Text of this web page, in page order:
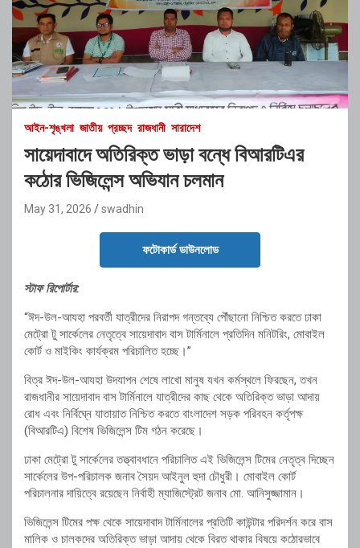
আইন-শৃঙ্খলা জাতীয় প্রচ্ছদ রাজধানী সারাদেশ
সায়েদাবাদে অতিরিক্ত ভাড়া বন্ধে বিআরটিএর
কঠোর ভিজিলেন্স অভিযান চলমান
May 31, 2026 swadhin
ফটোকার্ড ডাউনলোড
স্টাফ রিপোর্টার:
“ঈদ-উল-আযহা পরবর্তী যাত্রীদের নিরাপদ গন্তব্যে পৌঁছানো নিশ্চিত করতে ঢাকা
মেট্রো টু সার্কেলের নেতৃত্বে সায়েদাবাদ বাস টার্মিনালে প্রতিদিন মনিটরিং, মোবাইল
কোর্ট ও মাইকিং কার্যক্রম পরিচালিত হচ্ছে।”
বিত্র ঈদ-উল-আযহা উদযাপন শেষে লাখো মানুষ যখন কর্মস্থলে ফিরছেন, তখন
রাজধানীর সায়েদাবাদ বাস টার্মিনালে যাত্রীদের কাছ থেকে অতিরিক্ত ভাড়া আদায়
রোধ এবং নির্বিঘ্নে যাতায়াত নিশ্চিত করতে বাংলাদেশ সড়ক পরিবহন কর্তৃপক্ষ
(বিআরটিএ) বিশেষ ভিজিলেন্স টিম গঠন করেছে।
ঢাকা মেট্রো টু সার্কেলের তত্ত্বাবধানে পরিচালিত এই ভিজিলেন্স টিমের নেতৃত্ব দিচ্ছেন
সার্কেলের উপ-পরিচালক জনাব সৈয়দ আইনুল হুদা চৌধুরী। মোবাইল কোর্ট
পরিচালনার দায়িত্বে রয়েছেন নির্বাহী ম্যাজিস্ট্রেট জনাব মো. আনিসুজ্জামান।
ভিজিলেন্স টিমের পক্ষ থেকে সায়েদাবাদ টার্মিনালের প্রতিটি কাউন্টার পরিদর্শন করে বাস
মালিক ও চালকদের অতিরিক্ত ভাড়া আদায় থেকে বিরত থাকার বিষয়ে কঠোরভাবে